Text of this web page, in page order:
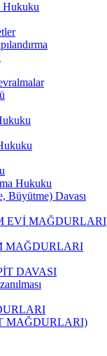
Hukuku
Hukuku
Büyütme) Davası
EVİ MAĞDURLARI
MAĞDURLARI
DAVASI
MAĞDURLARI)